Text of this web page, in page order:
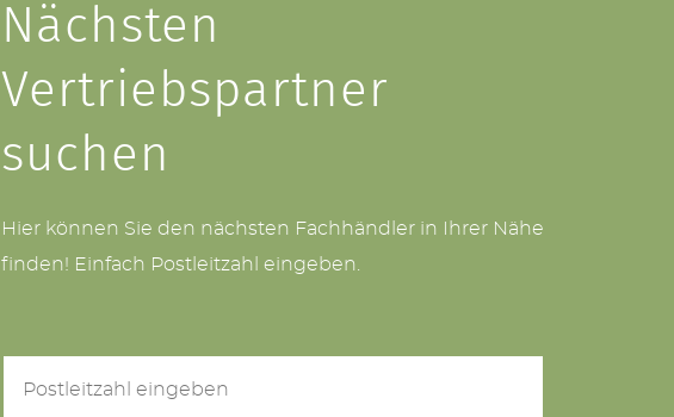
Nächsten
Vertriebspartner
suchen
Hier können Sie den nächsten Fachhändler in Ihrer Nähe
finden! Einfach Postleitzahl eingeben.